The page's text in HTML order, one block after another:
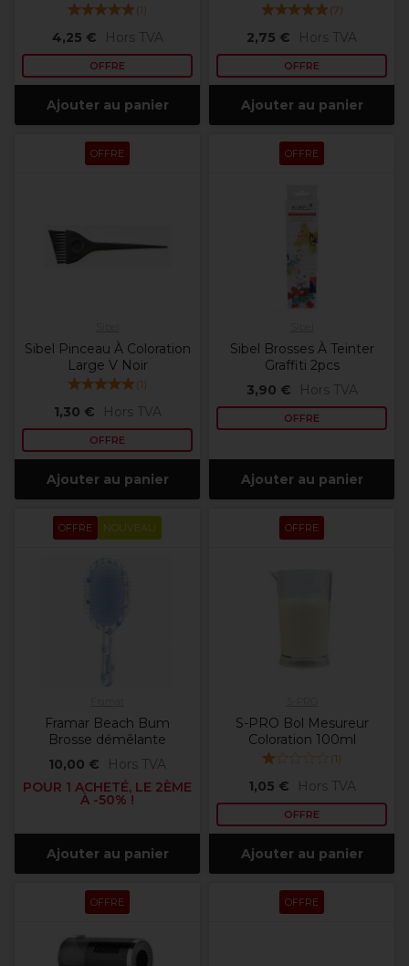
(1)
4,25 € Hors TVA
OFFRE
Ajouter au panier
(7)
2,75 € Hors TVA
OFFRE
Ajouter au panier
OFFRE
Sibel Pinceau À Coloration
Large V Noir
(1)
1,30 € Hors TVA
OFFRE
Ajouter au panier
OFFRE
Sibel Brosses À Teinter
Graffiti 2pcs
3,90 €
Hors TVA
OFFRE
Ajouter au panier
OFFRE NOUVEAU
Framar Beach Bum
Brosse démêlante
10,00 €
Hors TVA
POUR 1 ACHETÉ, LE 2ÈME
À -50% !
Ajouter au panier
OFFRE
S-PRO Bol Mesureur
Coloration 100ml
(1)
1,05 € Hors TVA
OFFRE
Ajouter au panier
OFFRE OFFRE